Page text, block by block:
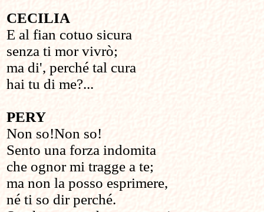
CECILIA
E al fian cotuo sicura
senza ti mor vivrò;
ma di', perché tal cura
hai tu di me?...
PERY
Non so!Non so!
Sento una forza indomita
che ognor mi tragge a te;
ma non la posso esprimere,
né ti so dir perché.